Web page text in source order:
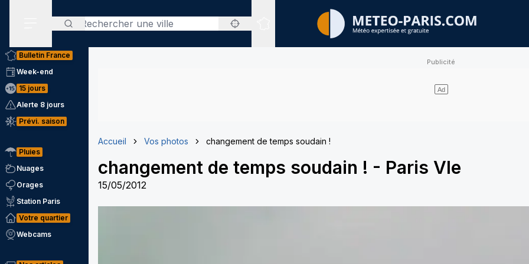
Rechercher
Sites expertisés
Bulletin France
Week-end
15 jours
Alerte 8 jours
Prévi. saison
Pluies
Nuages
Orages
Station Paris
Votre quartier
Webcams
Accueil Vos photos changement de temps soudain !
changement de temps soudain ! - Paris VIe
15/05/2012